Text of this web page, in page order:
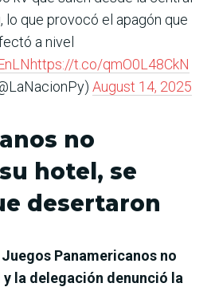
que provocó el apagón que
a nivel
https://t.co/qmO0L48CkN
August 14, 2025
no
hotel, se
desertaron
Panamericanos no
la delegación denunció la